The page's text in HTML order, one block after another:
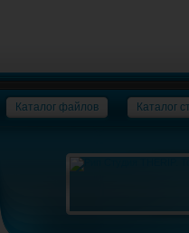
Каталог файлов Каталог